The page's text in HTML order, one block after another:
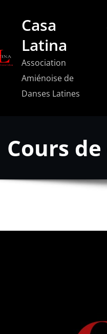
Casa
Latina
Association
Amiénoise de
Danses Latines
Cours